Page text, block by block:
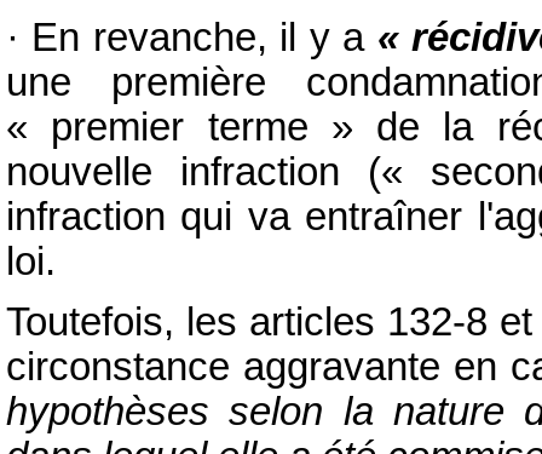
· En revanche, il y a «
une première
« premier terme » de la
nouvelle infraction («
infraction qui va entraîner
loi.
Toutefois, les articles 132-8
circonstance aggravante en
hypothèses selon la nature